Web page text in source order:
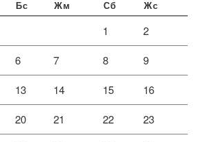
Бс Жм Сб Жс
1 2
6 7 8 9
13 14 15 16
20 21 22 23